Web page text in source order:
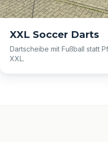
XXL Soccer Darts
Dartscheibe mit Fußball statt
XXL.